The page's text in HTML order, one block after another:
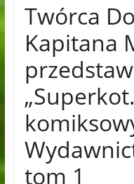
Twórca
Kapitana
tom 1